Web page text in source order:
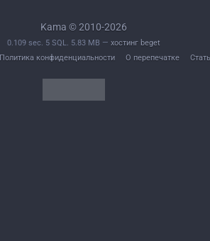
Kama © 2010-2026
0.109 sec. 5 SQL. 5.83 MB — хостинг beget
Политика конфиденциальности О перепечатке